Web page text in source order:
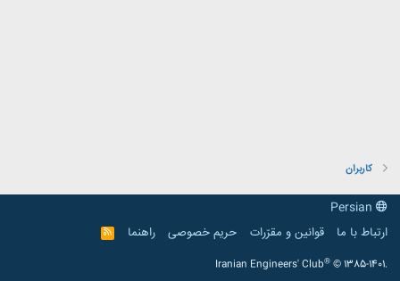
کاربران
ارتباط با ما
قوانین و مقرّرات حریم خصوصی راهنما
R
S
Iranian Engineers' Club® © 1385-1401.